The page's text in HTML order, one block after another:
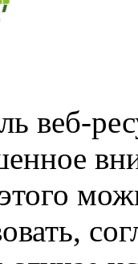
веб-